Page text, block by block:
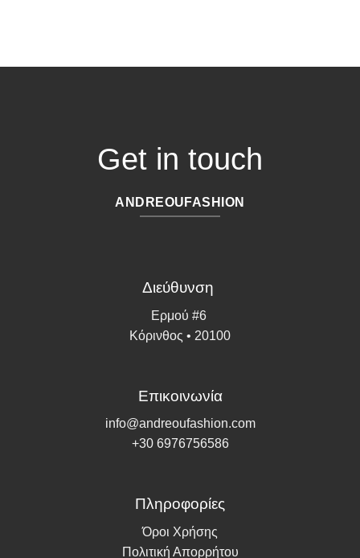
Get in touch
ANDREOUFASHION
Διεύθυνση
Ερμού #6
Κόρινθος • 20100
Επικοινωνία
info@andreoufashion.com
+30 6976756586
Πληροφορίες
Όροι Χρήσης
Πολιτική Απορρήτου